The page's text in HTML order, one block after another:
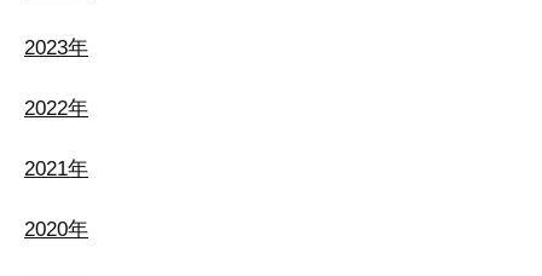
2023年
2022年
2021年
2020年